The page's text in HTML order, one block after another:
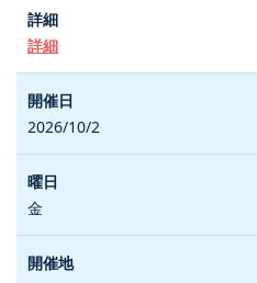
詳細
2026/10/2
金